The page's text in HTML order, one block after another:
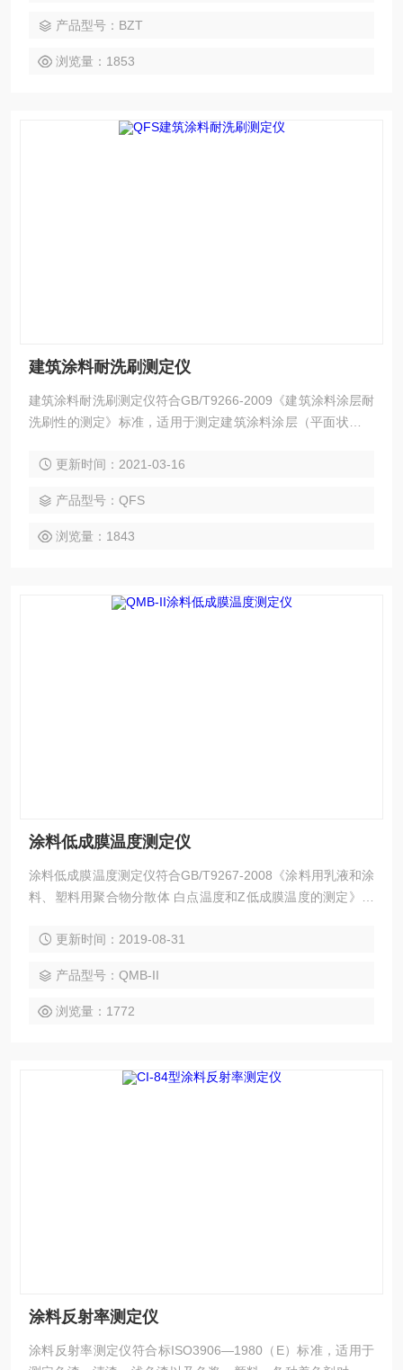
产品型号：BZT
浏览量：1853
建筑涂料耐洗刷测定仪
建筑涂料耐洗刷测定仪符合GB/T9266-2009《建筑涂料涂层耐
洗刷性的测定》标准，适用于测定建筑涂料涂层（平面状）的
更新时间：2021-03-16
产品型号：QFS
浏览量：1843
涂料低成膜温度测定仪
涂料低成膜温度测定仪符合GB/T9267-2008《涂料用乳液和涂
料、塑料用聚合物分散体 白点温度和Z低成膜温度的测定》标
革、纸张等表面的处理剂时，它的成膜性是重要的技术指标之
优点，又融合了台式、节能、超宽工作台、测温准确等优点于
一体。
更新时间：2019-08-31
产品型号：QMB-II
浏览量：1772
涂料反射率测定仪
涂料反射率测定仪符合标ISO3906—1980（E）标准，适用于